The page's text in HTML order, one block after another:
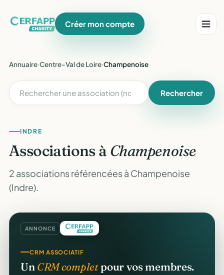
Créer mon compte
Annuaire›Centre-Val de Loire›Champenoise
Rechercher
INDRE
Associations à Champenoise
2 associations référencées à Champenoise
(Indre).
ANNONCE
REÇUS FISCAUX
Vos reçusCERFAautomatiques.
CRM ASSOCIATIF
UnCRM completpour vos membres.